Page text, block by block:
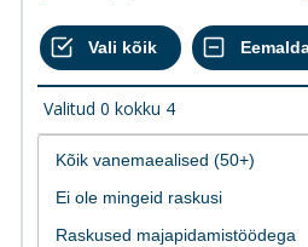
Valitud 0 kokku 4